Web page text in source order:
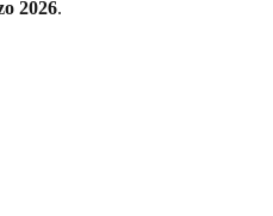
2026.